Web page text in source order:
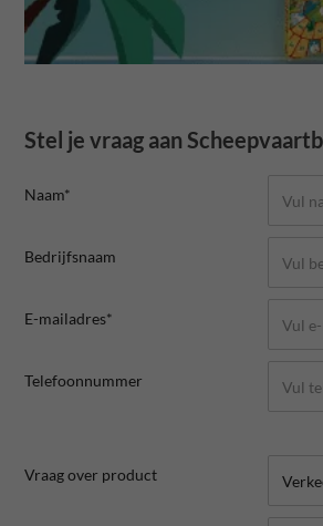
Stel je vraag aan
Naam*
Bedrijfsnaam
E-mailadres*
Telefoonnummer
Vraag over product